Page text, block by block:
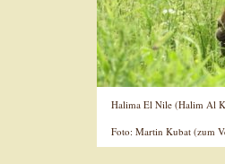
Halima El Nile (Halim Al
Foto: Martin Kubat (zum